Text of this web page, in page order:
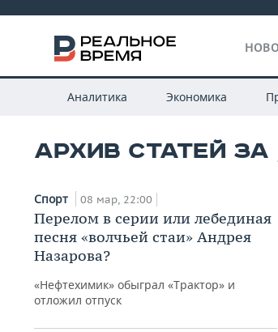
Аналитика Экономика
АРХИВ СТАТЕЙ ЗА
Спорт 08 мар, 22:00
Перелом в серии или лебединая
песня «волчьей стаи» Андрея
Назарова?
«Нефтехимик» обыграл «Трактор» и
отложил отпуск